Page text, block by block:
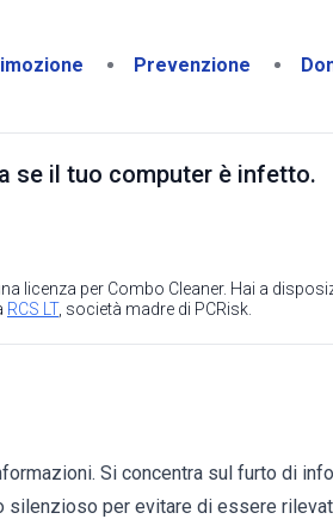
Prevenzione
se il tuo computer è infetto.
licenza per Combo Cleaner. Hai a
RCS LT, società madre di PCRisk.
Si concentra sul furto di
per evitare di essere